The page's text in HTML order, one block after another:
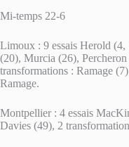
Mi-temps 22-6
Limoux : 9 essais Herold
(20), Murcia (26),
transformations : Ramage
Ramage.
Montpellier : 4 essais
Davies (49), 2